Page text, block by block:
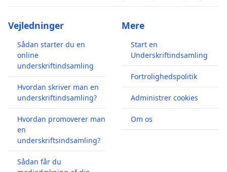
Vejledninger
Sådan starter du en
online
underskriftindsamling
Hvordan skriver man en
underskriftindsamling?
Hvordan promoverer man
en
underskriftsindsamling?
Sådan får du
Mere
Start en
Underskriftindsamling
Fortrolighedspolitik
Administrer cookies
Om os